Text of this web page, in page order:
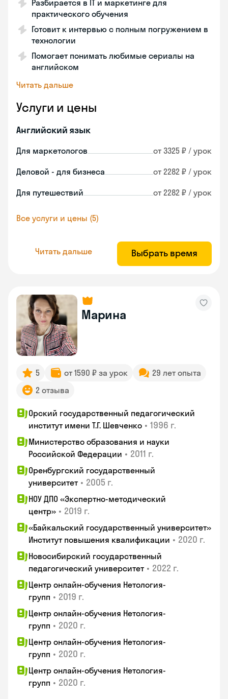
Разбирается в IT и маркетинге для
практического обучения
Готовит к интервью с полным погружением в
технологии
Помогает понимать любимые сериалы на
английском
Читать дальше
Услуги и цены
Английский язык
Для маркетологов от 3325 ₽ / урок
Деловой - для бизнеса от 2282 ₽ / урок
Для путешествий от 2282 ₽ / урок
Все услуги и цены (5)
Читать дальше Выбрать время
Марина
5 от 1590 ₽ за урок
29 лет опыта
2 отзыва
Орский государственный педагогический
институт имени Т.Г. Шевченко • 1996 г.
Министерство образования и науки
Российской Федерации • 2011 г.
Оренбургский государственный
университет • 2005 г.
НОУ ДПО «Экспертно-методический
центр» • 2019 г.
«Байкальский государственный университет»
Институт повышения квалификации • 2020 г.
Новосибирский государственный
педагогический университет • 2022 г.
Центр онлайн-обучения Нетология-
групп • 2019 г.
Центр онлайн-обучения Нетология-
групп • 2020 г.
Центр онлайн-обучения Нетология-
групп • 2020 г.
Центр онлайн-обучения Нетология-
групп • 2020 г.